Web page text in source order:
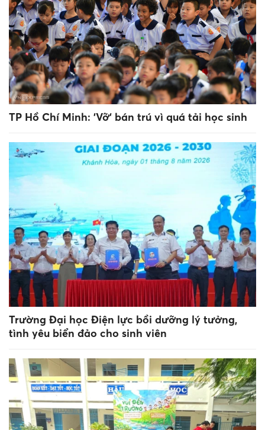
TP Hồ Chí Minh: 'Vỡ' bán trú vì quá tải học sinh
Trường Đại học Điện lực bồi dưỡng lý tưởng,
tình yêu biển đảo cho sinh viên